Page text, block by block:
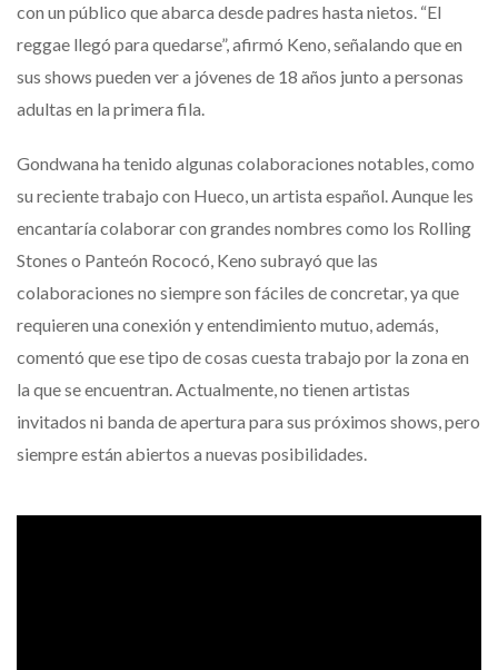
con un público que abarca desde padres hasta nietos. “El
reggae llegó para quedarse”, afirmó Keno, señalando que en
sus shows pueden ver a jóvenes de 18 años junto a personas
adultas en la primera fila.
Gondwana ha tenido algunas colaboraciones notables, como
su reciente trabajo con Hueco, un artista español. Aunque les
encantaría colaborar con grandes nombres como los Rolling
Stones o Panteón Rococó, Keno subrayó que las
colaboraciones no siempre son fáciles de concretar, ya que
requieren una conexión y entendimiento mutuo, además,
comentó que ese tipo de cosas cuesta trabajo por la zona en
la que se encuentran. Actualmente, no tienen artistas
invitados ni banda de apertura para sus próximos shows, pero
siempre están abiertos a nuevas posibilidades.